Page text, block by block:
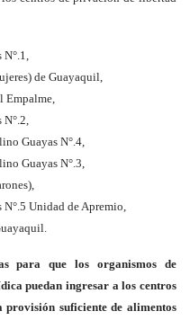
N°.1,
de Guayaquil,
Empalme,
N°.2,
Guayas N°.4,
Guayas N°.3,
Unidad de Apremio,
para que los organismos de
puedan ingresar a los centros
suficiente de alimentos